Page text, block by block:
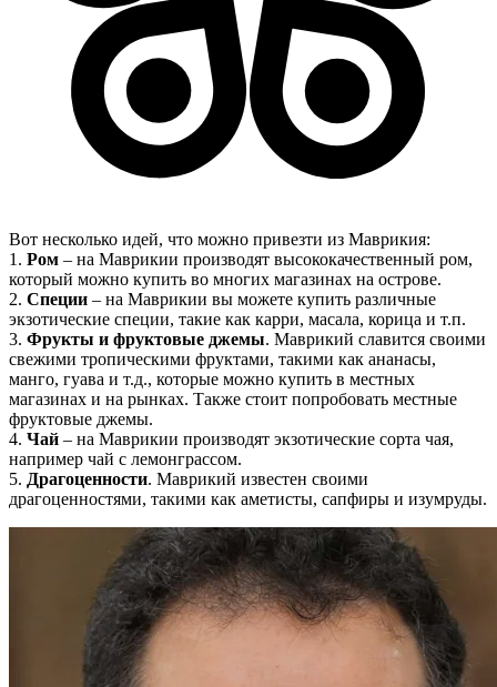
Вот несколько идей, что можно привезти из Маврикия:
1. Ром – на Маврикии производят высококачественный ром,
который можно купить во многих магазинах на острове.
2. Специи – на Маврикии вы можете купить различные
экзотические специи, такие как карри, масала, корица и т.п.
3. Фрукты и фруктовые джемы. Маврикий славится своими
свежими тропическими фруктами, такими как ананасы,
манго, гуава и т.д., которые можно купить в местных
магазинах и на рынках. Также стоит попробовать местные
фруктовые джемы.
4. Чай – на Маврикии производят экзотические сорта чая,
например чай с лемонграссом.
5. Драгоценности. Маврикий известен своими
драгоценностями, такими как аметисты, сапфиры и изумруды.